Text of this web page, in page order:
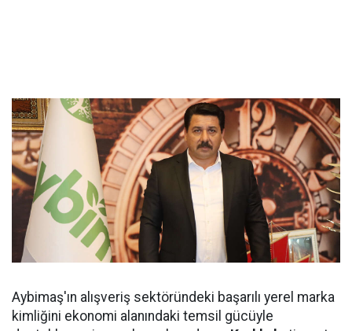
Aybimaş'ın alışveriş sektöründeki başarılı yerel marka
kimliğini ekonomi alanındaki temsil gücüyle